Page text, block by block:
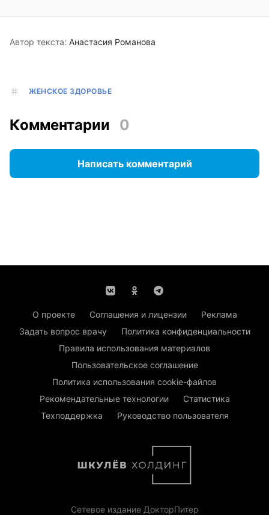
Автор текста: Анастасия Романова
ЖЕНСКОЕ ЗДОРОВЬЕ
Комментарии 0
Написать комментарий
О проекте Соглашения и лицензии
Реклама
Задать вопрос врачу
Политика конфиденциальности
Правила использования материалов
Пользовательское соглашение
Политика использования cookie-файлов
Рекомендательные технологии
Статистика
Техподдержка
Руководство пользователя
Сетевое издание ДокторПитер